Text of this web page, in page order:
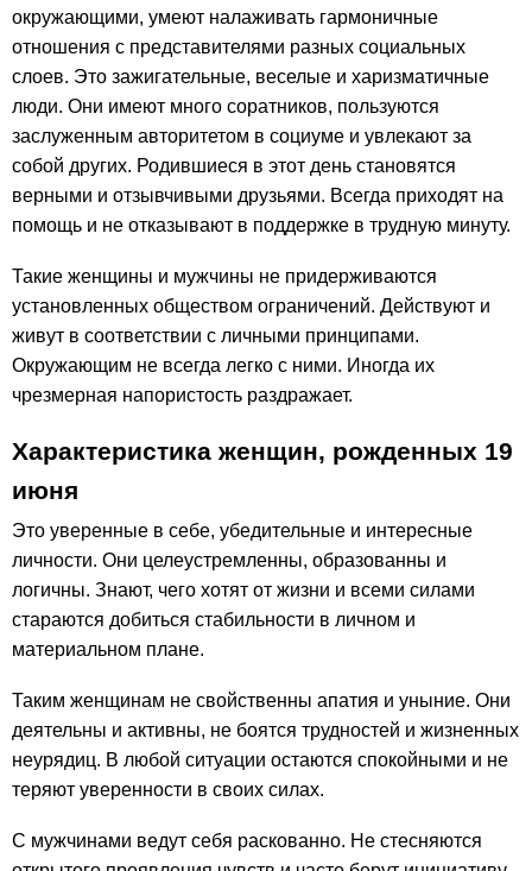
окружающими, умеют налаживать гармоничные
отношения с представителями разных социальных
слоев. Это зажигательные, веселые и харизматичные
люди. Они имеют много соратников, пользуются
заслуженным авторитетом в социуме и увлекают за
собой других. Родившиеся в этот день становятся
верными и отзывчивыми друзьями. Всегда приходят на
помощь и не отказывают в поддержке в трудную минуту.
Такие женщины и мужчины не придерживаются
установленных обществом ограничений. Действуют и
живут в соответствии с личными принципами.
Окружающим не всегда легко с ними. Иногда их
чрезмерная напористость раздражает.
Характеристика женщин, рожденных 19
июня
Это уверенные в себе, убедительные и интересные
личности. Они целеустремленны, образованны и
логичны. Знают, чего хотят от жизни и всеми силами
стараются добиться стабильности в личном и
материальном плане.
Таким женщинам не свойственны апатия и уныние. Они
деятельны и активны, не боятся трудностей и жизненных
неурядиц. В любой ситуации остаются спокойными и не
теряют уверенности в своих силах.
С мужчинами ведут себя раскованно. Не стесняются